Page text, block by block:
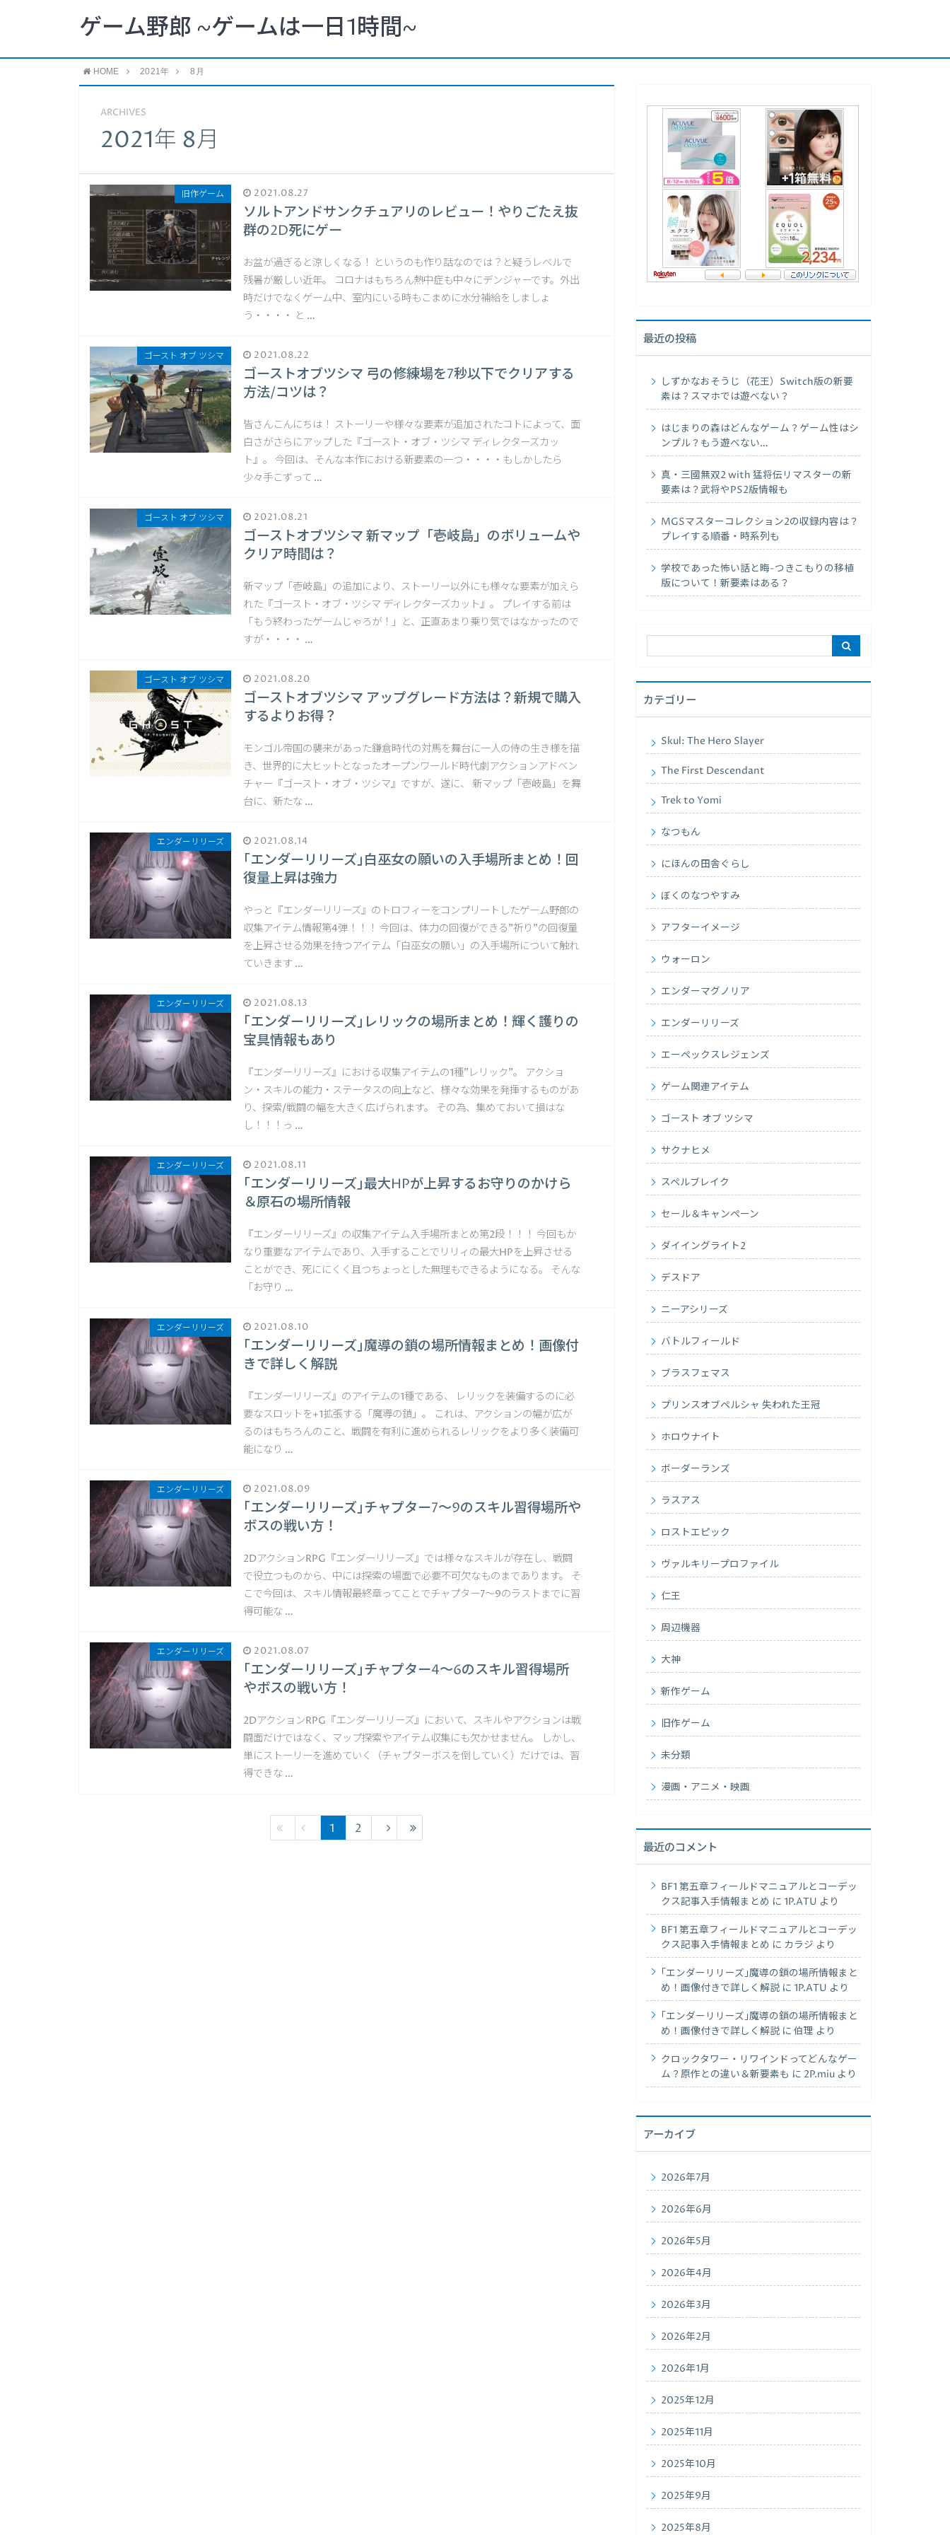
ゲーム野郎 ~ゲームは一日1時間~
HOME 2021年 8月
ARCHIVES
2021年 8月
旧作ゲーム 2021.08.27
ソルトアンドサンクチュアリのレビュー！やりごたえ抜
群の2D死にゲー
お盆が過ぎると涼しくなる！ というのも作り話なのでは？と疑うレベルで
残暑が厳しい近年。 コロナはもちろん熱中症も中々にデンジャーです。外出
時だけでなくゲーム中、室内にいる時もこまめに水分補給をしましょ
う・・・・ と …
ゴースト オブ ツシマ 2021.08.22
ゴーストオブツシマ 弓の修練場を7秒以下でクリアする
方法/コツは？
皆さんこんにちは！ ストーリーや様々な要素が追加されたコトによって、面
白さがさらにアップした『ゴースト・オブ・ツシマ ディレクターズカッ
ト』。 今回は、そんな本作における新要素の一つ・・・・もしかしたら
少々手こずって …
ゴースト オブ ツシマ 2021.08.21
ゴーストオブツシマ 新マップ「壱岐島」のボリュームや
クリア時間は？
新マップ「壱岐島」の追加により、ストーリー以外にも様々な要素が加えら
れた『ゴースト・オブ・ツシマ ディレクターズカット』。 プレイする前は
「もう終わったゲームじゃろが！」と、正直あまり乗り気ではなかったので
すが・・・・ …
ゴースト オブ ツシマ 2021.08.20
ゴーストオブツシマ アップグレード方法は？新規で購入
するよりお得？
モンゴル帝国の襲来があった鎌倉時代の対馬を舞台に一人の侍の生き様を描
き、世界的に大ヒットとなったオープンワールド時代劇アクションアドベン
チャー『ゴースト・オブ・ツシマ』ですが、遂に、 新マップ「壱岐島」を舞
台に、新たな …
エンダーリリーズ 2021.08.14
｢エンダーリリーズ｣白巫女の願いの入手場所まとめ！回
復量上昇は強力
やっと『エンダーリリーズ』のトロフィーをコンプリートしたゲーム野郎の
収集アイテム情報第4弾！！！ 今回は、体力の回復ができる"祈り"の回復量
を上昇させる効果を持つアイテム「白巫女の願い」の入手場所について触れ
ていきます …
エンダーリリーズ 2021.08.13
｢エンダーリリーズ｣レリックの場所まとめ！輝く護りの
宝具情報もあり
『エンダーリリーズ』における収集アイテムの1種"レリック"。 アクショ
ン・スキルの能力・ステータスの向上など、様々な効果を発揮するものがあ
り、探索/戦闘の幅を大きく広げられます。 その為、集めておいて損はな
し！！！っ …
エンダーリリーズ 2021.08.11
｢エンダーリリーズ｣最大HPが上昇するお守りのかけら
＆原石の場所情報
『エンダーリリーズ』の収集アイテム入手場所まとめ第2段！！！ 今回もか
なり重要なアイテムであり、入手することでリリィの最大HPを上昇させる
ことができ、死ににくく且つちょっとした無理もできるようになる。 そんな
「お守り …
エンダーリリーズ 2021.08.10
｢エンダーリリーズ｣魔導の鎖の場所情報まとめ！画像付
きで詳しく解説
『エンダーリリーズ』のアイテムの1種である、 レリックを装備するのに必
要なスロットを+1拡張する「魔導の鎖」。 これは、アクションの幅が広が
るのはもちろんのこと、戦闘を有利に進められるレリックをより多く装備可
能になり …
エンダーリリーズ 2021.08.09
｢エンダーリリーズ｣チャプター7～9のスキル習得場所や
ボスの戦い方！
2DアクションRPG『エンダーリリーズ』では様々なスキルが存在し、戦闘
で役立つものから、中には探索の場面で必要不可欠なものまであります。 そ
こで今回は、スキル情報最終章ってことでチャプター7～9のラストまでに習
得可能な …
エンダーリリーズ 2021.08.07
｢エンダーリリーズ｣チャプター4～6のスキル習得場所
やボスの戦い方！
2DアクションRPG『エンダーリリーズ』において、スキルやアクションは戦
闘面だけではなく、マップ探索やアイテム収集にも欠かせません。 しかし、
単にストーリーを進めていく（チャプターボスを倒していく）だけでは、習
得できな …
1 2
最近の投稿
しずかなおそうじ（花王）Switch版の新要
素は？スマホでは遊べない？
はじまりの森はどんなゲーム？ゲーム性はシ
ンプル？もう遊べない…
真・三國無双2 with 猛将伝リマスターの新
要素は？武将やPS2版情報も
MGSマスターコレクション2の収録内容は？
プレイする順番・時系列も
学校であった怖い話と晦-つきこもりの移植
版について！新要素はある？
カテゴリー
Skul: The Hero Slayer
The First Descendant
Trek to Yomi
なつもん
にほんの田舎ぐらし
ぼくのなつやすみ
アフターイメージ
ウォーロン
エンダーマグノリア
エンダーリリーズ
エーペックスレジェンズ
ゲーム関連アイテム
ゴースト オブ ツシマ
サクナヒメ
スペルブレイク
セール＆キャンペーン
ダイイングライト2
デスドア
ニーアシリーズ
バトルフィールド
ブラスフェマス
プリンスオブペルシャ 失われた王冠
ホロウナイト
ボーダーランズ
ラスアス
ロストエピック
ヴァルキリープロファイル
仁王
周辺機器
大神
新作ゲーム
旧作ゲーム
未分類
漫画・アニメ・映画
最近のコメント
BF1 第五章フィールドマニュアルとコーデッ
クス記事入手情報まとめ に1P.ATU より
BF1 第五章フィールドマニュアルとコーデッ
クス記事入手情報まとめ に カラジ より
｢エンダーリリーズ｣魔導の鎖の場所情報まと
め！画像付きで詳しく解説 に1P.ATU より
｢エンダーリリーズ｣魔導の鎖の場所情報まと
め！画像付きで詳しく解説 に伯理 より
クロックタワー・リワインドってどんなゲー
ム？原作との違い＆新要素も に 2P.miu より
アーカイブ
2026年7月
2026年6月
2026年5月
2026年4月
2026年3月
2026年2月
2026年1月
2025年12月
2025年11月
2025年10月
2025年9月
2025年8月